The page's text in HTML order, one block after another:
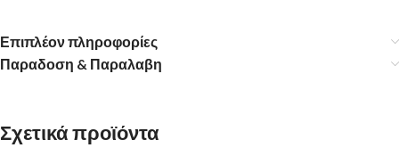
Επιπλέον πληροφορίες
Παραδοση & Παραλαβη
Σχετικά προϊόντα